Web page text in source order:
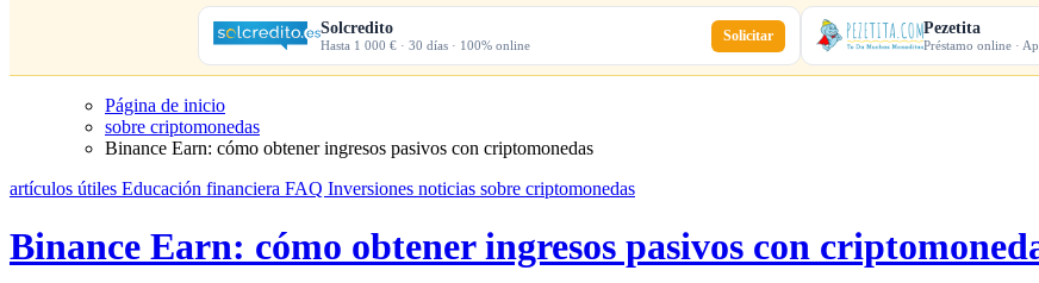
Solcredito
Hasta 1 000 € · 30 días · 100% online
Solicitar Pezetita
Préstamo online ·
Página de inicio
sobre criptomonedas
Binance Earn: cómo obtener ingresos pasivos con criptomonedas
artículos útiles Educación financiera FAQ Inversiones noticias sobre criptomonedas
Binance Earn: cómo obtener ingresos pasivos con